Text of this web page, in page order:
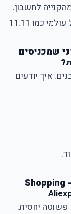
לחשבון.
טריק קטן: חפשו מוצרים יקרים בימי סייל עולמי כמו 11.11
שמכניסים
?
איך יודעים
9. איך נראית חווית קנייה נורמלית ב- Shopping
האפליקציה (ה־app) של shopping app פשוטה יחסית.